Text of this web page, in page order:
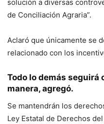
solución a diversas
de Conciliación Agraria”.
Aclaró que únicamente se
relacionado con los
Todo lo demás seguirá
manera, agregó.
Se mantendrán los
Ley Estatal de Derechos